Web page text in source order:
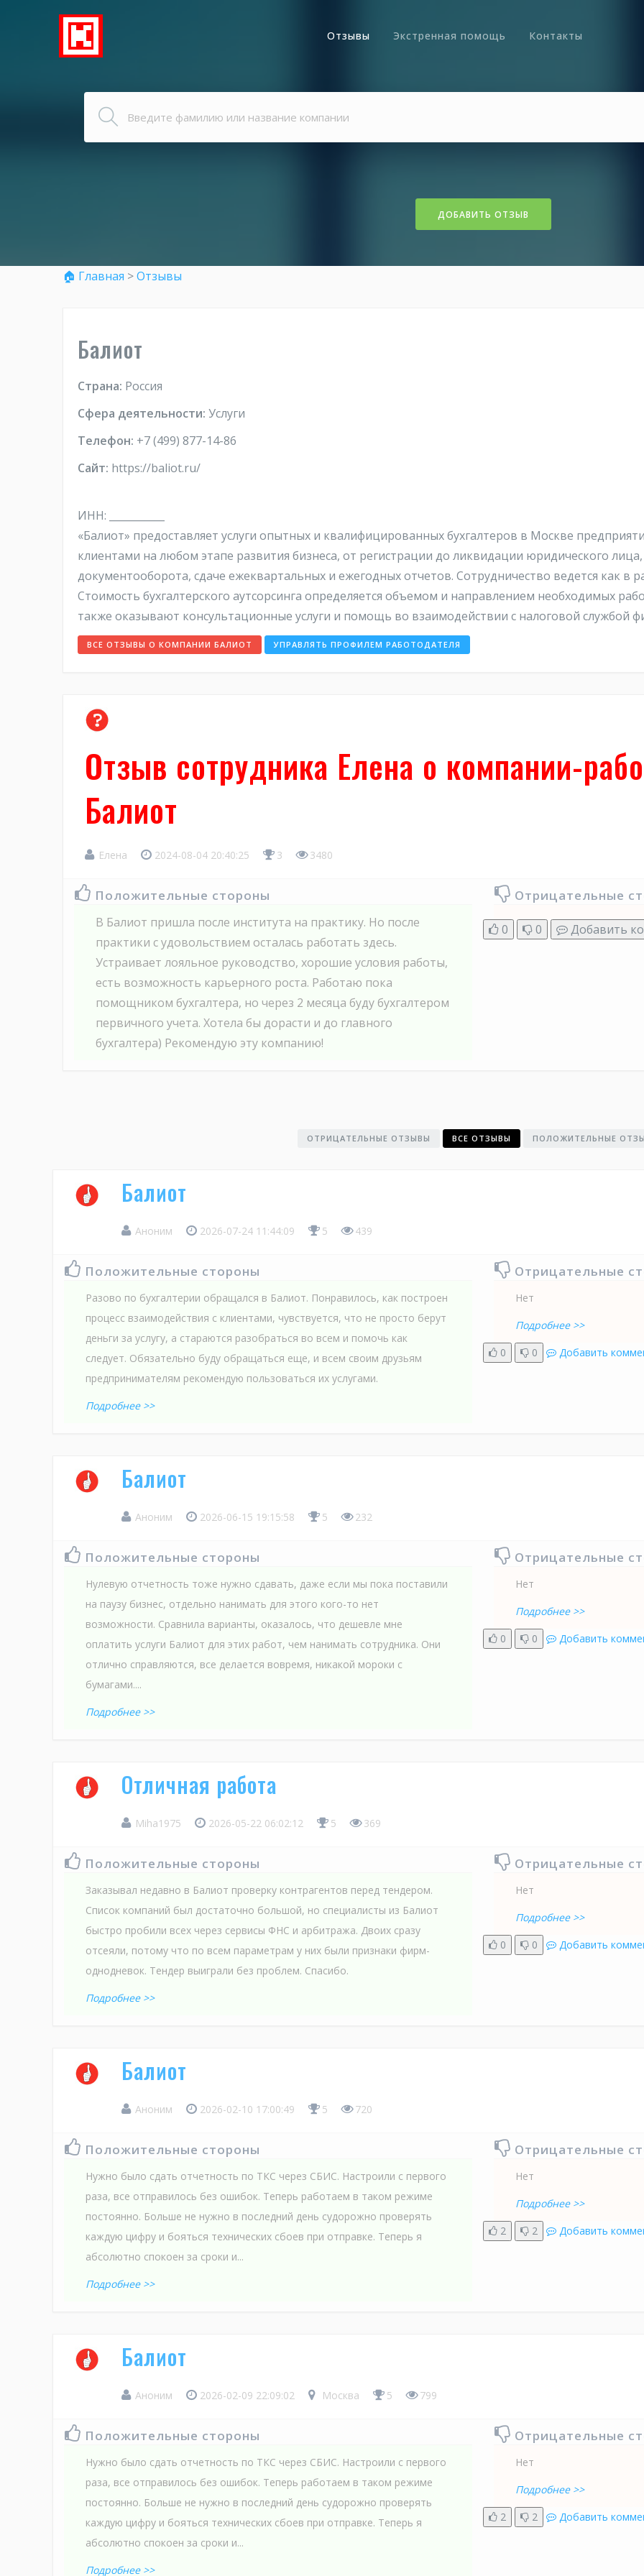
Отзывы Экстренная помощь Контакты
ДОБАВИТЬ ОТЗЫВ
🏠 Главная >Отзывы
Балиот
Страна: Россия
Сфера деятельности: Услуги
Телефон: +7 (499) 877-14-86
Сайт: https://baliot.ru/
ИНН: ___________
«Балиот» предоставляет услуги опытных и квалифицированных бухгалтеров в Москве
клиентами на любом этапе развития бизнеса, от регистрации до ликвидации юридического
документооборота, сдаче ежеквартальных и ежегодных отчетов. Сотрудничество ведется как в
Стоимость бухгалтерского аутсорсинга определяется объемом и направлением необходимых
также оказывают консультационные услуги и помощь во взаимодействии с налоговой службой
ВСЕ ОТЗЫВЫ О КОМПАНИИ БАЛИОТ УПРАВЛЯТЬ ПРОФИЛЕМ РАБОТОДАТЕЛЯ
Отзыв сотрудника Елена о компании-
Балиот
Елена 2024-08-04 20:40:25 3 3480
Положительные стороны
В Балиот пришла после института на практику. Но после
практики с удовольствием осталась работать здесь.
Устраивает лояльное руководство, хорошие условия работы,
есть возможность карьерного роста. Работаю пока
помощником бухгалтера, но через 2 месяца буду бухгалтером
первичного учета. Хотела бы дорасти и до главного
бухгалтера) Рекомендую эту компанию!
Отрицательные
0 0 Добавить
ОТРИЦАТЕЛЬНЫЕ ОТЗЫВЫ ВСЕ ОТЗЫВЫ ПОЛОЖИТЕЛЬНЫЕ
Балиот
Аноним 2026-07-24 11:44:09 5 439
Положительные стороны
Разово по бухгалтерии обращался в Балиот. Понравилось, как построен
процесс взаимодействия с клиентами, чувствуется, что не просто берут
деньги за услугу, а стараются разобраться во всем и помочь как
следует. Обязательно буду обращаться еще, и всем своим друзьям
предпринимателям рекомендую пользоваться их услугами.
Подробнее >>
Отрицательные
Нет
Подробнее >>
0
0 Добавить
Балиот
Аноним 2026-06-15 19:15:58 5 232
Положительные стороны
Нулевую отчетность тоже нужно сдавать, даже если мы пока поставили
на паузу бизнес, отдельно нанимать для этого кого-то нет
возможности. Сравнила варианты, оказалось, что дешевле мне
оплатить услуги Балиот для этих работ, чем нанимать сотрудника. Они
отлично справляются, все делается вовремя, никакой мороки с
бумагами....
Подробнее >>
Отрицательные
Нет
Подробнее >>
0
0 Добавить
Отличная работа
Miha1975 2026-05-22 06:02:12 5 369
Положительные стороны
Заказывал недавно в Балиот проверку контрагентов перед тендером.
Список компаний был достаточно большой, но специалисты из Балиот
быстро пробили всех через сервисы ФНС и арбитража. Двоих сразу
отсеяли, потому что по всем параметрам у них были признаки фирм-
однодневок. Тендер выиграли без проблем. Спасибо.
Подробнее >>
Отрицательные
Нет
Подробнее >>
0
0 Добавить
Балиот
Аноним 2026-02-10 17:00:49 5 720
Положительные стороны
Нужно было сдать отчетность по ТКС через СБИС. Настроили с первого
раза, все отправилось без ошибок. Теперь работаем в таком режиме
постоянно. Больше не нужно в последний день судорожно проверять
каждую цифру и бояться технических сбоев при отправке. Теперь я
абсолютно спокоен за сроки и...
Подробнее >>
Отрицательные
Нет
Подробнее >>
2
2 Добавить
Балиот
Аноним 2026-02-09 22:09:02 Москва 5 799
Положительные стороны
Нужно было сдать отчетность по ТКС через СБИС. Настроили с первого
раза, все отправилось без ошибок. Теперь работаем в таком режиме
постоянно. Больше не нужно в последний день судорожно проверять
каждую цифру и бояться технических сбоев при отправке. Теперь я
абсолютно спокоен за сроки и...
Подробнее >>
Отрицательные
Нет
Подробнее >>
2
2 Добавить